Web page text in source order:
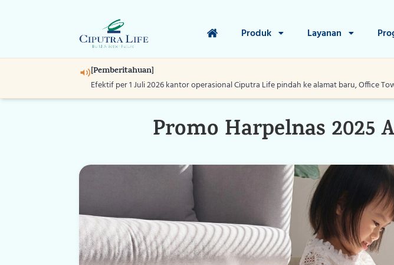
Produk Layanan
[Pemberitahuan]
Efektif per 1 Juli 2026 kantor operasional Ciputra Life pindah ke alamat baru, Office
Promo
Promo Harpelnas 2025